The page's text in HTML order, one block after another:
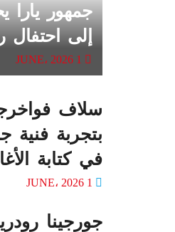
جمهور يارا
إلى احتفال
سلاف
بتجربة فنية
في كتابة
جورجينا